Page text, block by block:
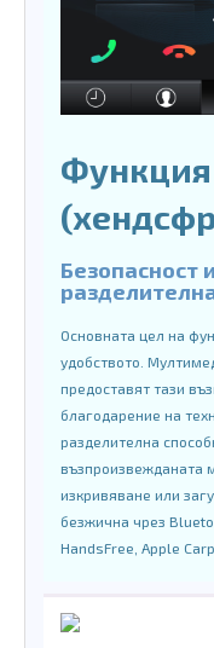
Функция
Безопасност
Основната цел на
удобството.
предоставят тази
благодарение на
разделителна
възпроизвежданата
изкривяване или
безжична чрез
HandsFree, Apple